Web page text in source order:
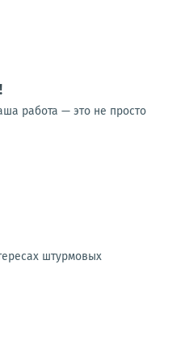
работа — это не просто
штурмовых